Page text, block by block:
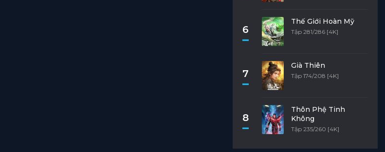
6
Thế Giới Hoàn Mỹ
Tập 281/286 [4K]
7
Già Thiên
Tập 174/208 [4K]
8
Thôn Phệ Tinh
Không
Tập 235/260 [4K]